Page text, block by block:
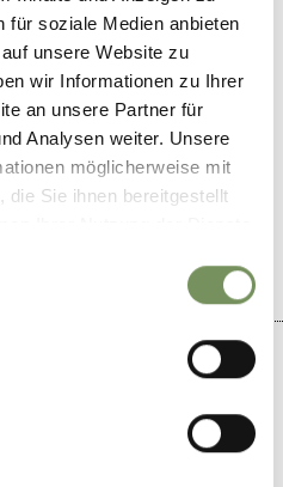
für soziale Medien anbieten
unsere Website zu
wir Informationen zu Ihrer
an unsere Partner für
Analysen weiter. Unsere
möglicherweise mit
die Sie ihnen bereitgestellt
HELPFUL?